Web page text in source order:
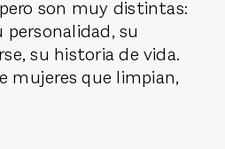
son muy distintas:
su
su historia de vida.
mujeres que limpian,